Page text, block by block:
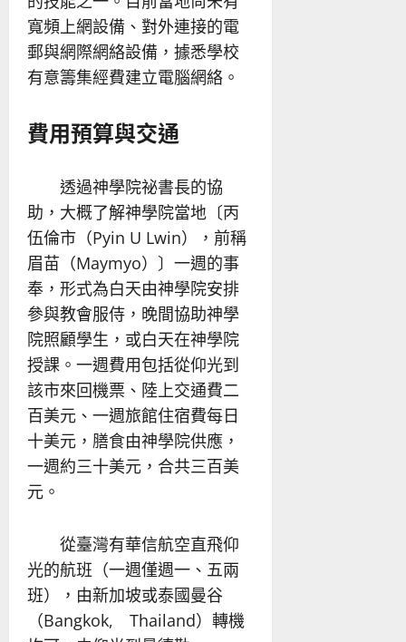
寬頻上網設備、對外連接的電
郵與網際網絡設備，據悉學校
有意籌集經費建立電腦網絡。
費用預算與交通
透過神學院祕書長的協
助，大概了解神學院當地〔丙
伍倫市（Pyin U Lwin），前稱
眉苗（Maymyo）〕一週的事
奉，形式為白天由神學院安排
參與教會服侍，晚間協助神學
院照顧學生，或白天在神學院
授課。一週費用包括從仰光到
該市來回機票、陸上交通費二
百美元、一週旅館住宿費每日
十美元，膳食由神學院供應，
一週約三十美元，合共三百美
元。
從臺灣有華信航空直飛仰
光的航班（一週僅週一、五兩
班），由新加坡或泰國曼谷
（Bangkok, Thailand）轉機